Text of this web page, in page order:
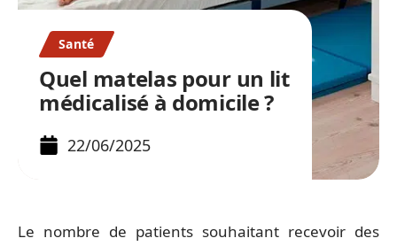
Santé
Quel matelas pour un lit
médicalisé à domicile ?
22/06/2025
Le nombre de patients souhaitant recevoir des